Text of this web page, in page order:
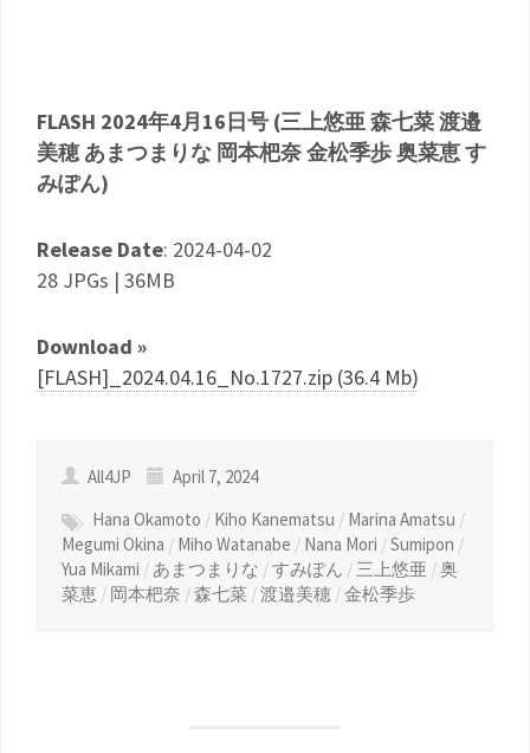
FLASH 2024年4月16日号 (三上悠亜 森七菜 渡邉
美穂 あまつまりな 岡本杷奈 金松季歩 奥菜恵 す
みぽん)
Release Date: 2024-04-02
28 JPGs | 36MB
Download »
[FLASH]_2024.04.16_No.1727.zip (36.4 Mb)
All4JP
April 7, 2024
Hana Okamoto / Kiho Kanematsu / Marina Amatsu /
Megumi Okina / Miho Watanabe / Nana Mori /Sumipon /
Yua Mikami / あまつまりな /すみぽん / 三上悠亜 /奥
菜恵 / 岡本杷奈 /森七菜 /渡邉美穂 /金松季歩